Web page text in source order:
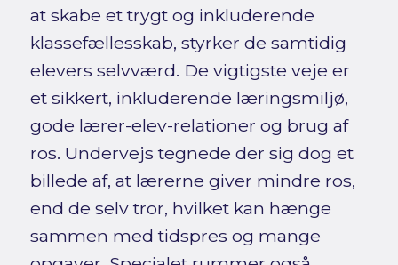
at skabe et trygt og inkluderende
klassefællesskab, styrker de samtidig
elevers selvværd. De vigtigste veje er
et sikkert, inkluderende læringsmiljø,
gode lærer-elev-relationer og brug af
ros. Undervejs tegnede der sig dog et
billede af, at lærerne giver mindre ros,
end de selv tror, hvilket kan hænge
sammen med tidspres og mange